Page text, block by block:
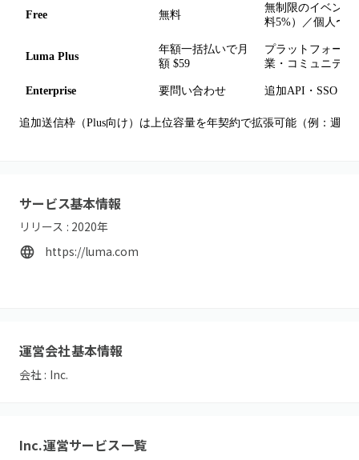
Free 無料
無制限のイベント
料5%）／個人〜
Luma Plus
年額一括払いで月
額 $59
プラットフォーム
業・コミュニティ
Enterprise 要問い合わせ 追加API・SSO・
追加送信枠（Plus向け）は上位容量を年契約で拡張可能（例：週
サービス基本情報
リリース : 2020年
https://luma.com
運営会社基本情報
会社 : Inc.
Inc.運営サービス一覧